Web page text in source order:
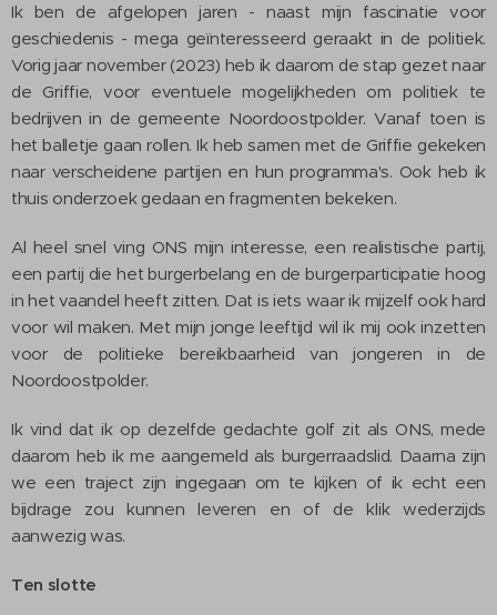
Ik ben de afgelopen jaren - naast mijn fascinatie voor
geschiedenis - mega geïnteresseerd geraakt in de politiek.
Vorig jaar november (2023) heb ik daarom de stap gezet naar
de Griffie, voor eventuele mogelijkheden om politiek te
bedrijven in de gemeente Noordoostpolder. Vanaf toen is
het balletje gaan rollen. Ik heb samen met de Griffie gekeken
naar verscheidene partijen en hun programma's. Ook heb ik
thuis onderzoek gedaan en fragmenten bekeken.
Al heel snel ving ONS mijn interesse, een realistische partij,
een partij die het burgerbelang en de burgerparticipatie hoog
in het vaandel heeft zitten. Dat is iets waar ik mijzelf ook hard
voor wil maken. Met mijn jonge leeftijd wil ik mij ook inzetten
voor de politieke bereikbaarheid van jongeren in de
Noordoostpolder.
Ik vind dat ik op dezelfde gedachte golf zit als ONS, mede
daarom heb ik me aangemeld als burgerraadslid. Daarna zijn
we een traject zijn ingegaan om te kijken of ik echt een
bijdrage zou kunnen leveren en of de klik wederzijds
aanwezig was.
Ten slotte